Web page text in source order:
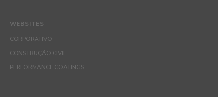
WEBSITES
CORPORATIVO
CONSTRUÇÃO CIVIL
PERFORMANCE COATINGS